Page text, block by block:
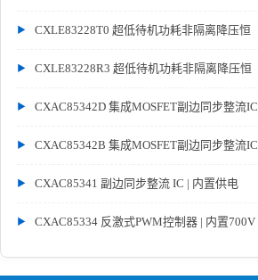
CXLE83228T0 超低待机功耗非隔离降压恒
CXLE83228R3 超低待机功耗非隔离降压恒
CXAC85342D 集成MOSFET副边同步整流IC
CXAC85342B 集成MOSFET副边同步整流IC
CXAC85341 副边同步整流 IC | 内置供电
CXAC85334 反激式PWM控制器 | 内置700V